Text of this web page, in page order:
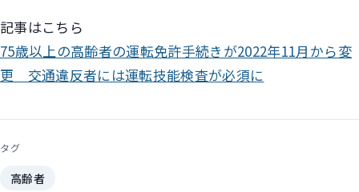
記事はこちら
75歳以上の高齢者の運転免許手続きが2022年11月から変
更 交通違反者には運転技能検査が必須に
タグ
高齢者